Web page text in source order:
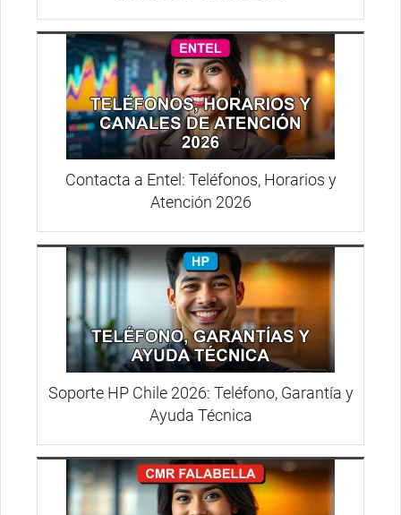
Contacta a Entel: Teléfonos, Horarios y
Atención 2026
Soporte HP Chile 2026: Teléfono, Garantía y
Ayuda Técnica